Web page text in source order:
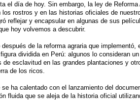
el día de hoy. Sin embargo, la ley de
los rostros y en las historias oficiales de
reflejar y encapsular en algunas de sus
hoy volvemos a descubrir.
después de la reforma agraria que
dividida en Perú: algunos lo consideran
de esclavitud en las grandes plantaciones y
de los ricos.
se ha calentado con el lanzamiento del
fluida que se aleja de la historia oficial